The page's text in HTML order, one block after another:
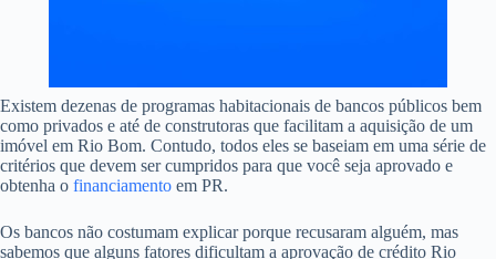
Existem dezenas de programas habitacionais de bancos públicos bem
como privados e até de construtoras que facilitam a aquisição de um
imóvel em Rio Bom. Contudo, todos eles se baseiam em uma série de
critérios que devem ser cumpridos para que você seja aprovado e
obtenha o financiamento em PR.
Os bancos não costumam explicar porque recusaram alguém, mas
sabemos que alguns fatores dificultam a aprovação de crédito Rio